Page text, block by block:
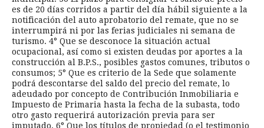
es de 20 días corridos a partir del día hábil siguiente a la
notificación del auto aprobatorio del remate, que no se
interrumpirá ni por las ferias judiciales ni semana de
turismo. 4° Que se desconoce la situación actual
ocupacional, así como si existen deudas por aportes a la
construcción al B.P.S., posibles gastos comunes, tributos o
consumos; 5° Que es criterio de la Sede que solamente
podrá descontarse del saldo del precio del remate, lo
adeudado por concepto de Contribución Inmobiliaria e
Impuesto de Primaria hasta la fecha de la subasta, todo
otro gasto requerirá autorización previa para ser
imputado. 6° Que los títulos de propiedad (o el testimonio